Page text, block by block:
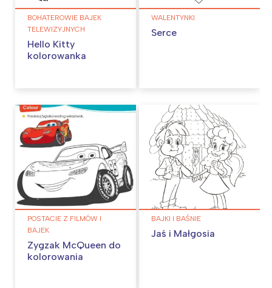
BOHATEROWIE BAJEK
TELEWIZYJNYCH
Hello Kitty
kolorowanka
WALENTYNKI
Serce
POSTACIE Z FILMÓW I
BAJEK
Zygzak McQueen do
kolorowania
BAJKI I BAŚNIE
Jaś i Małgosia